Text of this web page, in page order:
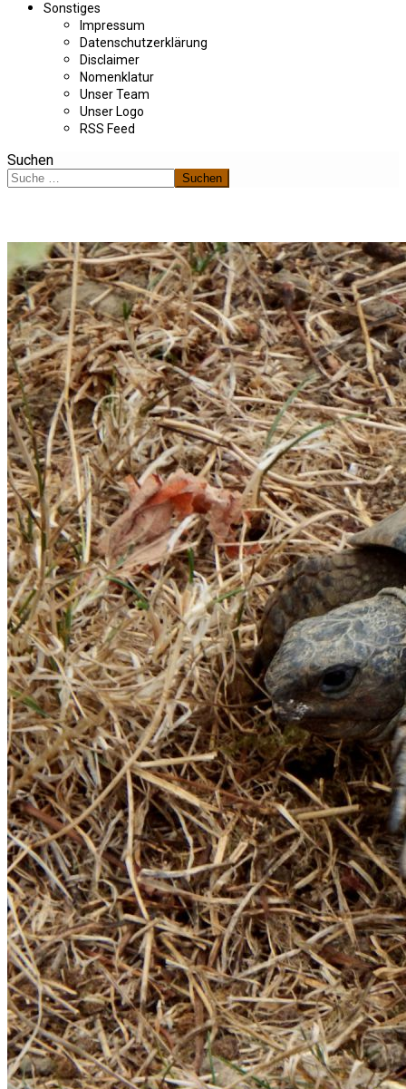
Sonstiges
Impressum
Datenschutzerklärung
Disclaimer
Nomenklatur
Unser Team
Unser Logo
RSS Feed
Suchen
Suchen